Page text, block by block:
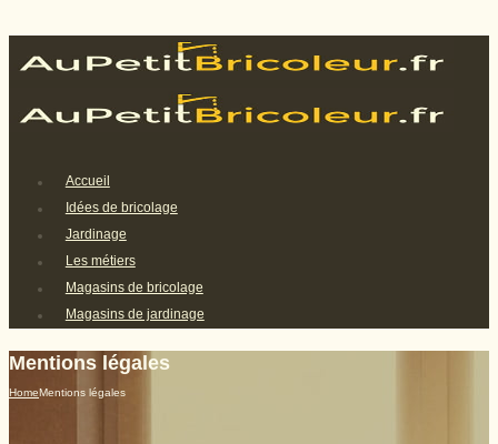
Accueil
Idées de bricolage
Jardinage
Les métiers
Magasins de bricolage
Magasins de jardinage
Mentions légales
HomeMentions légales